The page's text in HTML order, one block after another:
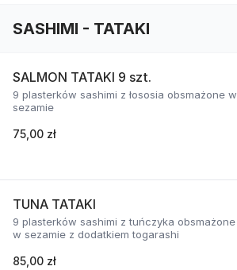
SASHIMI - TATAKI
SALMON TATAKI 9 szt.
9 plasterków sashimi z łososia obsmażone w
sezamie
75,00 zł
TUNA TATAKI
9 plasterków sashimi z tuńczyka obsmażone
w sezamie z dodatkiem togarashi
85,00 zł